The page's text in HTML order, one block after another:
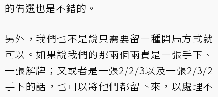
的備選也是不錯的。
另外，我們也不是說只需要留一種開局方式就
可以。如果說我們的那兩個兩費是一張手下、
一張解牌；又或者是一張2/2/3以及一張2/3/2
手下的話，也可以將他們都留下來，以處理不